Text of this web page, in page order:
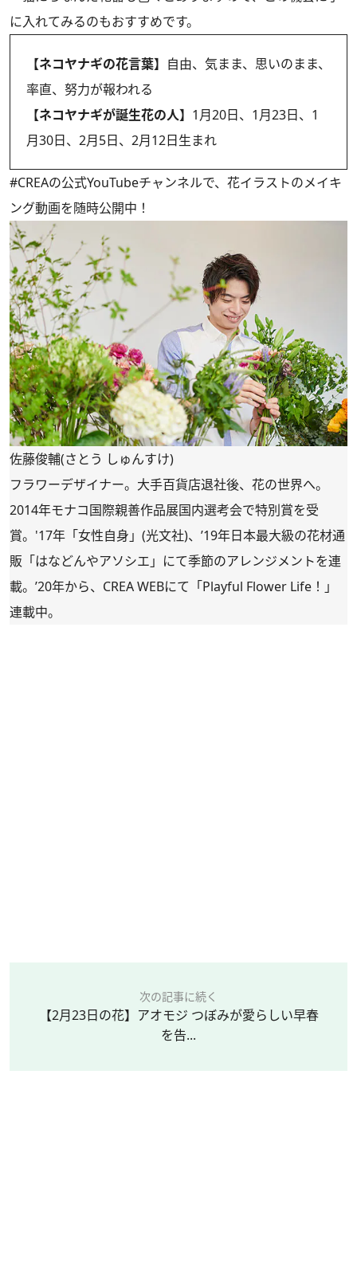
に入れてみるのもおすすめです。
【ネコヤナギの花言葉】 自由、気まま、思いのまま、
率直、努力が報われる
【ネコヤナギが誕生花の人】 1月20日、1月23日、1
月30日、2月5日、2月12日生まれ
#CREAの公式YouTubeチャンネルで、花イラストのメイキ
ング動画を随時公開中！
佐藤俊輔(さとう しゅんすけ)
フラワーデザイナー。大手百貨店退社後、花の世界へ。
2014年モナコ国際親善作品展国内選考会で特別賞を受
賞。'17年「女性自身」(光文社)、’19年日本最大級の花材通
販「はなどんやアソシエ 」にて季節のアレンジメントを連
載。’20年から、CREA WEBにて「Playful Flower Life！ 」
連載中。
次の記事に続く
【2月23日の花】アオモジ つぼみが愛らしい早春
を告...